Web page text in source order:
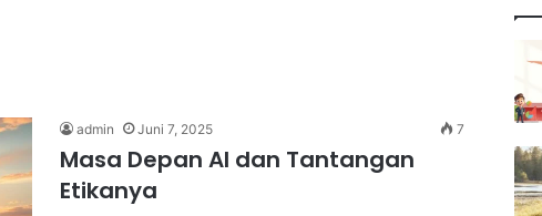
admin Juni 7, 2025 7
Masa Depan AI dan Tantangan
Etikanya